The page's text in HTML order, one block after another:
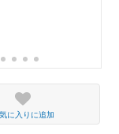
に入りに追加